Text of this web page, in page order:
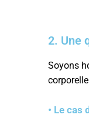
2. Une
Soyons
• Le cas